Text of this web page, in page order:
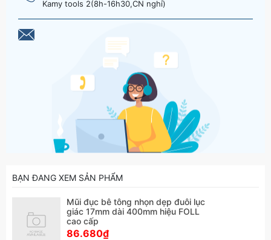
Kamy tools 2(8h-16h30,CN nghỉ)
BẠN ĐANG XEM SẢN PHẨM
Mũi đục bê tông nhọn dẹp đuôi lục
giác 17mm dài 400mm hiệu FOLL
cao cấp
86.680₫